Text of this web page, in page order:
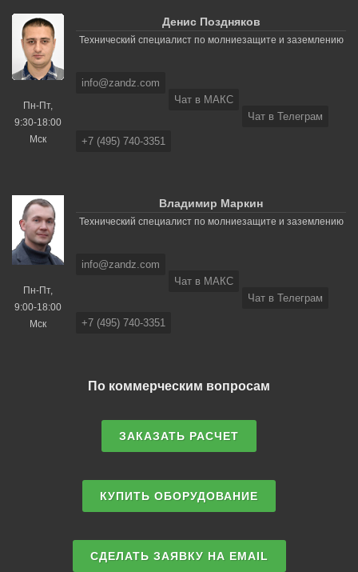
Пн-Пт,
9:30-18:00
Мск
Денис Поздняков
Технический специалист по молниезащите и заземлению
info@zandz.com
Чат в МАКС
Чат в Телеграм
+7 (495) 740-3351
Пн-Пт,
9:00-18:00
Мск
Владимир Маркин
Технический специалист по молниезащите и заземлению
info@zandz.com
Чат в МАКС
Чат в Телеграм
+7 (495) 740-3351
По коммерческим вопросам
ЗАКАЗАТЬ РАСЧЕТ
КУПИТЬ ОБОРУДОВАНИЕ
СДЕЛАТЬ ЗАЯВКУ НА EMAIL